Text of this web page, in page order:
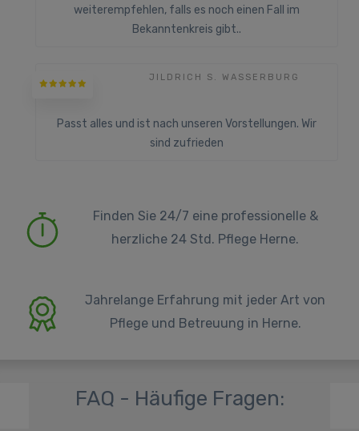
weiterempfehlen, falls es noch einen Fall im
Bekanntenkreis gibt..
JILDRICH S. WASSERBURG
Passt alles und ist nach unseren Vorstellungen. Wir
sind zufrieden
Finden Sie 24/7 eine professionelle &
herzliche 24 Std. Pflege Herne.
Jahrelange Erfahrung mit jeder Art von
Pflege und Betreuung in Herne.
FAQ - Häufige Fragen: